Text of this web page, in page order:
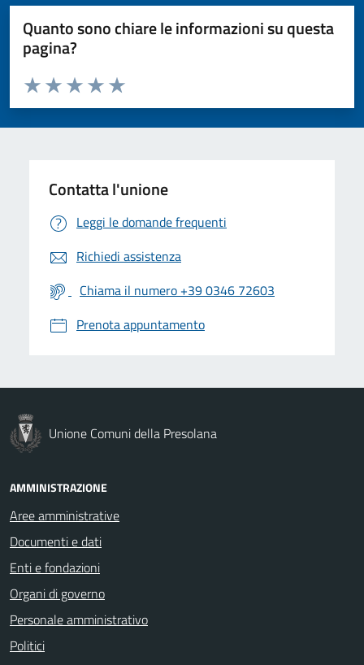
Quanto sono chiare le informazioni su questa
pagina?
Valuta da 1 a 5 stelle la pagina
Valuta 5 stelle su 5
Valuta 4 stelle su 5
Valuta 3 stelle su 5
Valuta 2 stelle su 5
Valuta 1 stelle su 5
Contatta l'unione
Leggi le domande frequenti
Richiedi assistenza
Chiama il numero +39 0346 72603
Prenota appuntamento
Unione Comuni della Presolana
AMMINISTRAZIONE
Aree amministrative
Documenti e dati
Enti e fondazioni
Organi di governo
Personale amministrativo
Politici